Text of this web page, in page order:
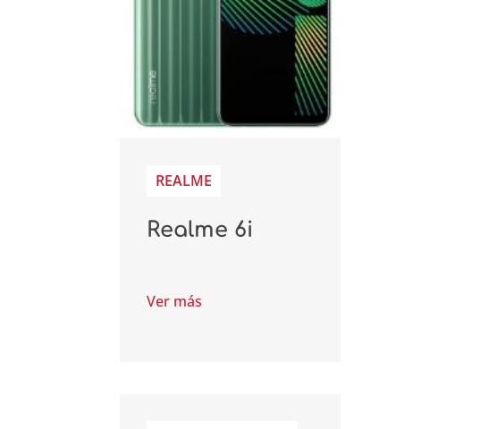
REALME
Realme 6i
Ver más